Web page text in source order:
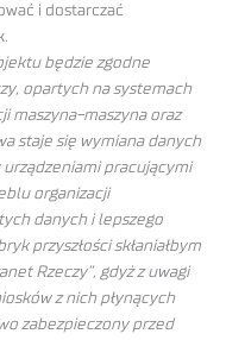
i dostarczać
będzie zgodne
opartych na systemach
maszyna-maszyna oraz
staje się wymiana danych
pracującymi
organizacji
danych i lepszego
przyszłości skłaniałbym
Rzeczy”, gdyż z uwagi
z nich płynących
zabezpieczony przed